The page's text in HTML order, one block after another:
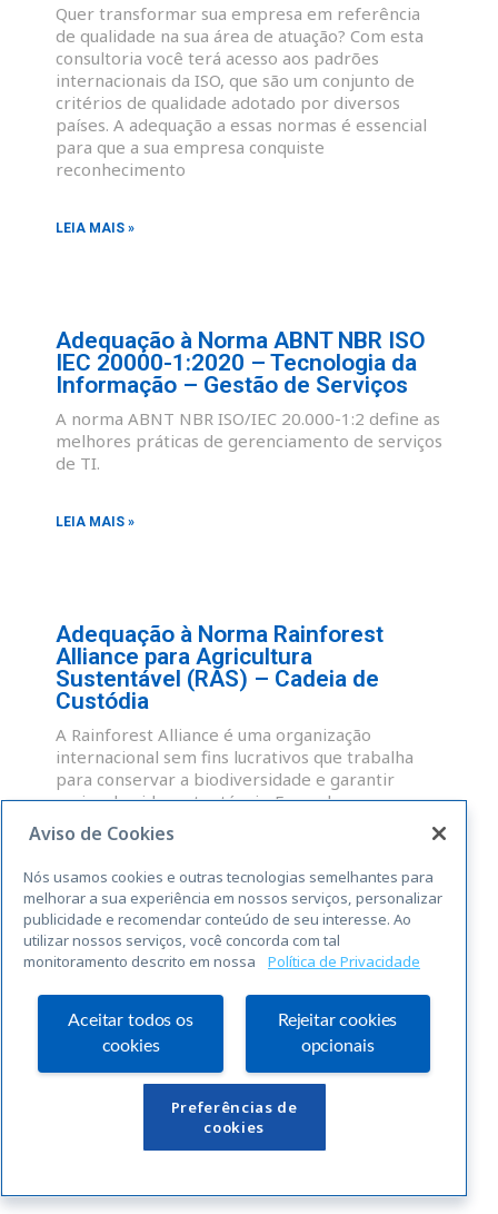
Quer transformar sua empresa em referência
de qualidade na sua área de atuação? Com esta
consultoria você terá acesso aos padrões
internacionais da ISO, que são um conjunto de
critérios de qualidade adotado por diversos
países. A adequação a essas normas é essencial
para que a sua empresa conquiste
reconhecimento
LEIA MAIS »
Adequação à Norma ABNT NBR ISO
IEC 20000-1:2020 – Tecnologia da
Informação – Gestão de Serviços
A norma ABNT NBR ISO/IEC 20.000-1:2 define as
melhores práticas de gerenciamento de serviços
de TI.
LEIA MAIS »
Adequação à Norma Rainforest
Alliance para Agricultura
Sustentável (RAS) – Cadeia de
Custódia
A Rainforest Alliance é uma organização
internacional sem fins lucrativos que trabalha
para conservar a biodiversidade e garantir
meios de vida sustentáveis. Fazendas,
administradores de grupos e OP que atendam às
normas abrangentes da RAS para a
sustentabilidade, são elegíveis para uma licença
para o uso do selo Rainforest Alliance
LEIA MAIS »
« Anterior Seguinte »
Links Úteis
Aviso de Cookies
Nós usamos cookies e outras tecnologias semelhantes para
melhorar a sua experiência em nossos serviços, personalizar
publicidade e recomendar conteúdo de seu interesse. Ao
utilizar nossos serviços, você concorda com tal
monitoramento descrito em nossa
Política de Privacidade
Aceitar todos os
cookies
Rejeitar cookies
opcionais
Preferências de
cookies